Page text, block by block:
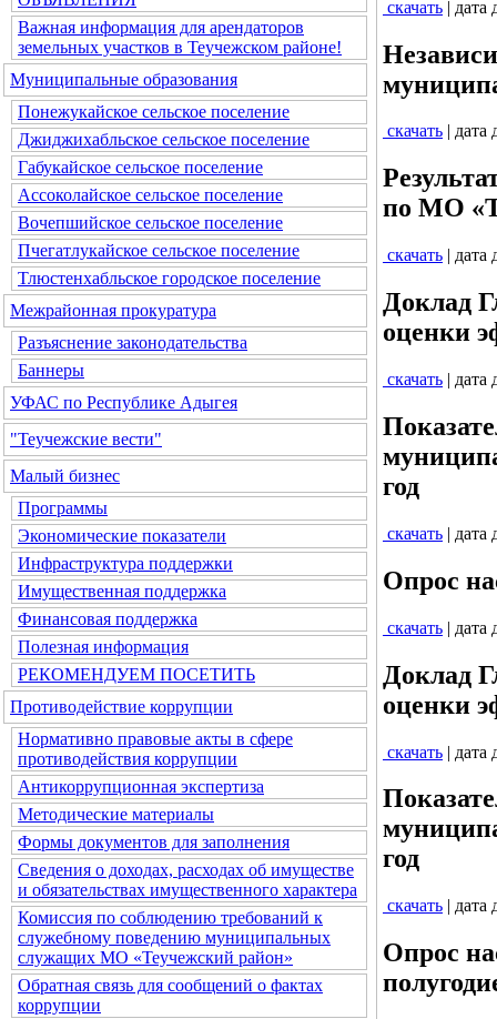
Важная информация для арендаторов
земельных участков в Теучежском районе!
Муниципальные образования
Понежукайское сельское поселение
Джиджихабльское сельское поселение
Габукайское сельское поселение
Ассоколайское сельское поселение
Вочепшийское сельское поселение
Пчегатлукайское сельское поселение
Тлюстенхабльское городское поселение
Межрайонная прокуратура
Разъяснение законодательства
Баннеры
УФАС по Республике Адыгея
"Теучежские вести"
Малый бизнес
Программы
Экономические показатели
Инфраструктура поддержки
Имущественная поддержка
Финансовая поддержка
Полезная информация
РЕКОМЕНДУЕМ ПОСЕТИТЬ
Противодействие коррупции
Нормативно правовые акты в сфере
противодействия коррупции
Антикоррупционная экспертиза
Методические материалы
Формы документов для заполнения
Сведения о доходах, расходах об имуществе
и обязательствах имущественного характера
Комиссия по соблюдению требований к
служебному поведению муниципальных
служащих МО «Теучежский район»
Обратная связь для сообщений о фактах
коррупции
скачать | дата
скачать | дата
по МО
скачать | дата
Доклад
оценки
скачать | дата
год
скачать | дата
Опрос
скачать | дата
Доклад
оценки
скачать | дата
год
скачать | дата
Опрос